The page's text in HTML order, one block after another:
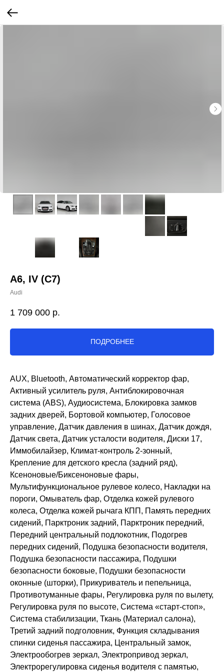
A6, IV (C7)
Audi
1 709 000 р.
ПОДРОБНЕЕ
AUX, Bluetooth, Автоматический корректор фар,
Активный усилитель руля, Антиблокировочная
система (ABS), Аудиосистема, Блокировка замков
задних дверей, Бортовой компьютер, Голосовое
управление, Датчик давления в шинах, Датчик дождя,
Датчик света, Датчик усталости водителя, Диски 17,
Иммобилайзер, Климат-контроль 2-зонный,
Крепление для детского кресла (задний ряд),
Ксеноновые/Биксеноновые фары,
Мультифункциональное рулевое колесо, Накладки на
пороги, Омыватель фар, Отделка кожей рулевого
колеса, Отделка кожей рычага КПП, Память передних
сидений, Парктроник задний, Парктроник передний,
Передний центральный подлокотник, Подогрев
передних сидений, Подушка безопасности водителя,
Подушка безопасности пассажира, Подушки
безопасности боковые, Подушки безопасности
оконные (шторки), Прикуриватель и пепельница,
Противотуманные фары, Регулировка руля по вылету,
Регулировка руля по высоте, Система «старт-стоп»,
Система стабилизации, Ткань (Материал салона),
Третий задний подголовник, Функция складывания
спинки сиденья пассажира, Центральный замок,
Электрообогрев зеркал, Электропривод зеркал,
Электрорегулировка сиденья водителя с памятью,